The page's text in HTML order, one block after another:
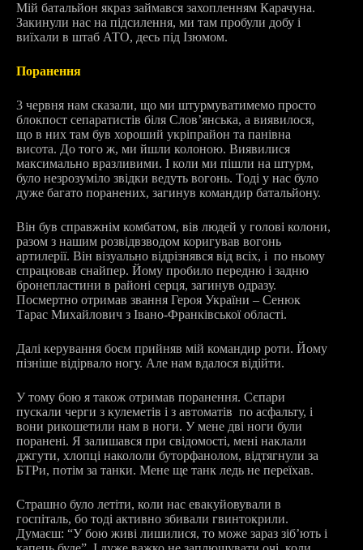
Мій батальйон якраз займався захопленням Карачуна.
Закинули нас на підсилення, ми там пробули добу і
виїхали в штаб АТО, десь під Ізюмом.
Поранення
3 червня нам сказали, що ми штурмуватимемо просто
блокпост сепаратистів біля Слов’янська, а виявилося,
що в них там був хороший укріпрайон та панівна
висота. До того ж, ми йшли колоною. Виявилися
максимально вразливими. І коли ми пішли на штурм,
було незрозуміло звідки ведуть вогонь. Тоді у нас було
дуже багато поранених, загинув командир батальйону.
Він був справжнім комбатом, вів людей у голові колони,
разом з нашим розвідвзводом коригував вогонь
артилерії. Він візуально відрізнявся від всіх, і по ньому
спрацював снайпер. Йому пробило передню і задню
бронепластини в районі серця, загинув одразу.
Посмертно отримав звання Героя України – Сенюк
Тарас Михайлович з Івано-Франківської області.
Далі керування боєм прийняв мій командир роти. Йому
пізніше відірвало ногу. Але нам вдалося відійти.
У тому бою я також отримав поранення. Сєпари
пускали черги з кулеметів і з автоматів по асфальту, і
вони рикошетили нам в ноги. У мене дві ноги були
поранені. Я залишався при свідомості, мені наклали
джгути, хлопці накололи буторфанолом, відтягнули за
БТРи, потім за танки. Мене ще танк ледь не переїхав.
Страшно було летіти, коли нас евакуйовували в
госпіталь, бо тоді активно збивали гвинтокрили.
Думаєш: “У бою живі лишилися, то може зараз зіб’ють і